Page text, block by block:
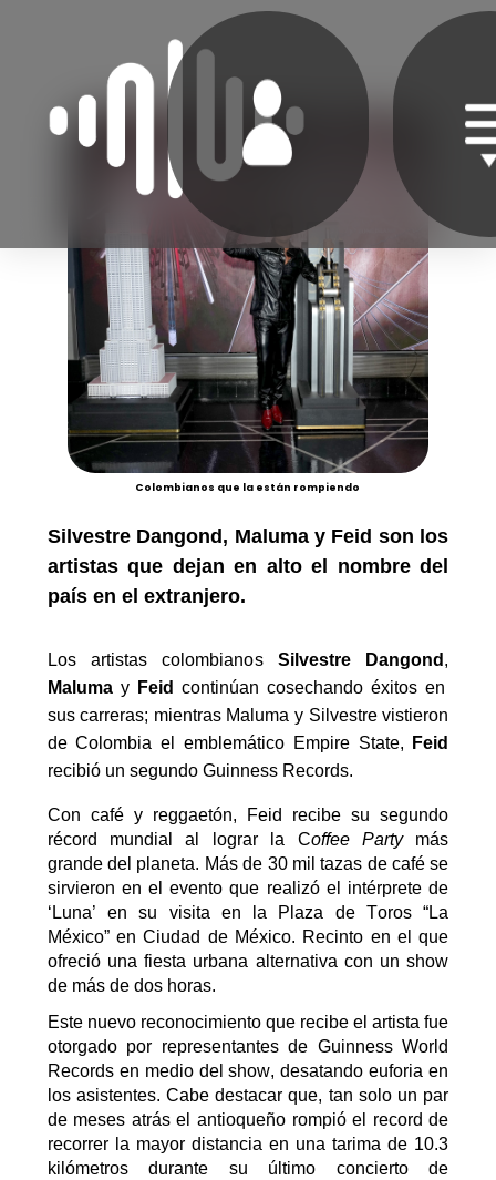
Colombianos que la están rompiendo
Silvestre Dangond, Maluma y Feid son los
artistas que dejan en alto el nombre del
país en el extranjero.
Los artistas colombianos Silvestre Dangond ,
Maluma y Feid continúan cosechando éxitos en
sus carreras; mientras Maluma y Silvestre vistieron
de Colombia el emblemático Empire State,
Feid
recibió un segundo Guinness Records.
Con café y reggaetón, Feid recibesu segundo
récord mundialal lograr la Coffee Partymás
grande del planeta. Más de 30 mil tazas de café se
sirvieron en el evento que realizó el intérprete de
‘Luna’ en su visita en la Plaza de Toros “La
México” en Ciudad de México. Recinto en el que
ofreció una fiesta urbana alternativa con unshow
de más de dos horas.
Este nuevo reconocimiento que recibe el artista fue
otorgado por representantes de GuinnessWorld
Recordsen medio delshow, desatando euforia en
los asistentes.Cabe destacar que, tan solo un par
de meses atrás el antioqueño rompió el record de
recorrer la mayor distancia en una tarima de 10.3
kilómetros durante su último concierto de